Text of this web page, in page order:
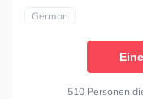
German
510 Personen